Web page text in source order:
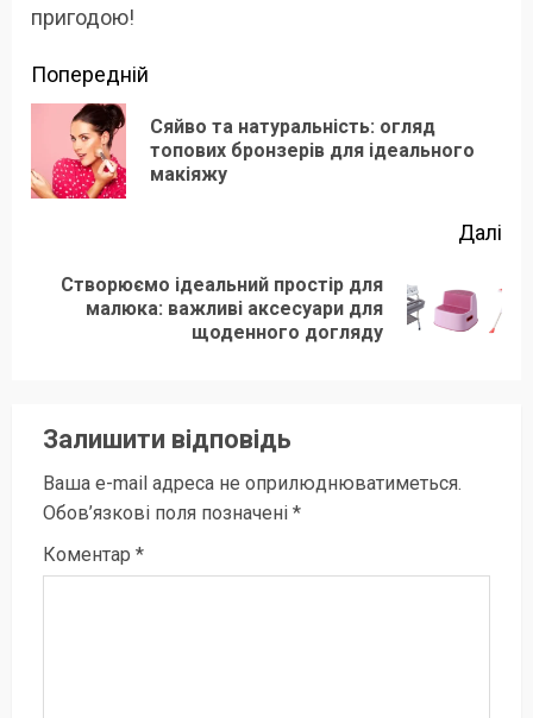
пригодою!
Продовжити
читання
Попередній
Сяйво та натуральність: огляд
топових бронзерів для ідеального
макіяжу
Далі
Наступний
Створюємо ідеальний простір для
малюка: важливі аксесуари для
щоденного догляду
Залишити відповідь
Ваша e-mail адреса не оприлюднюватиметься.
Обов’язкові поля позначені *
Коментар *